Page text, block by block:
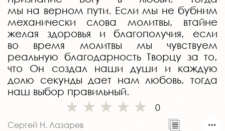
мы на верном пути. Если мы не бубним
механически слова молитвы, втайне
желая здоровья и благополучия, если
во время молитвы мы чувствуем
реальную благодарность Творцу за то,
что Он создал наши души и каждую
долю секунды дает нам любовь, тогда
наш выбор правильный.
0
Сергей Н. Лазарев